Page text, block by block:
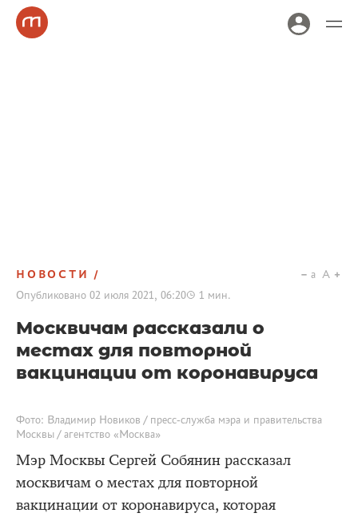
НОВОСТИ
Опубликовано 02 июля 2021, 06:20 1 мин.
a A
Москвичам рассказали о
местах для повторной
вакцинации от коронавируса
Фото: Владимир Новиков / пресс-служба мэра и правительства
Москвы / агентство «Москва»
Мэр Москвы Сергей Собянин рассказал
москвичам о местах для повторной
вакцинации от коронавируса, которая